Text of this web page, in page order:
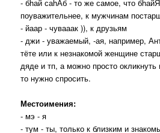
- бhай саhАб - то же самое, что
поуважительнее, к мужчинам
- йаар - чувааак )), к друзьям
- джи - уважаемый, -ая, например,
тёте или к незнакомой женщине
дяде и тп, а можно просто окликнуть
то нужно спросить.
Местоимения:
- мэ - я
- тум - ты, только к близким и